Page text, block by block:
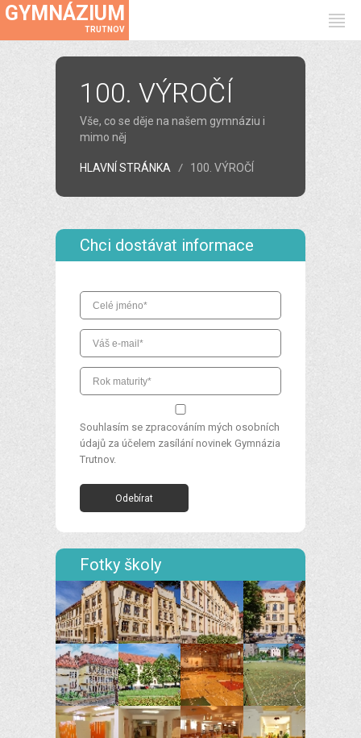
GYMNÁZIUM
TRUTNOV
100. VÝROČÍ
Vše, co se děje na našem gymnáziu i
mimo něj
HLAVNÍ STRÁNKA 100. VÝROČÍ
Chci dostávat informace
Souhlasím se zpracováním mých osobních
údajů za účelem zasílání novinek Gymnázia
Trutnov.
Fotky školy